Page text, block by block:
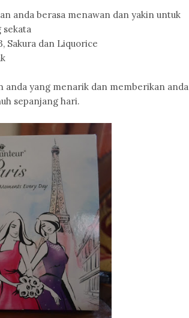
anda berasa menawan dan yakin untuk
sekata
Sakura dan Liquorice
yang menarik dan memberikan anda
sepanjang hari.